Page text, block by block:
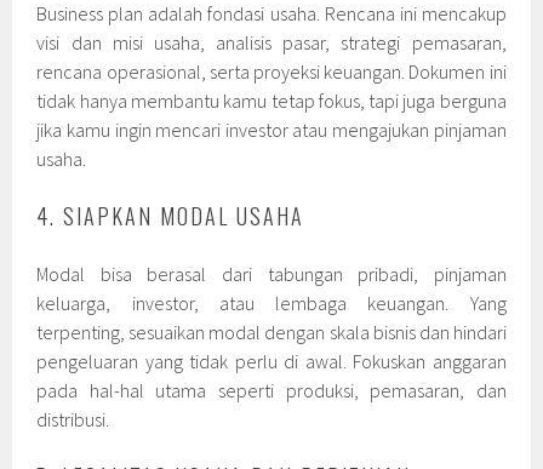
Business plan adalah fondasi usaha. Rencana ini mencakup
visi dan misi usaha, analisis pasar, strategi pemasaran,
rencana operasional, serta proyeksi keuangan. Dokumen ini
tidak hanya membantu kamu tetap fokus, tapi juga berguna
jika kamu ingin mencari investor atau mengajukan pinjaman
usaha.
4. SIAPKAN MODAL USAHA
Modal bisa berasal dari tabungan pribadi, pinjaman
keluarga, investor, atau lembaga keuangan. Yang
terpenting, sesuaikan modal dengan skala bisnis dan hindari
pengeluaran yang tidak perlu di awal. Fokuskan anggaran
pada hal-hal utama seperti produksi, pemasaran, dan
distribusi.